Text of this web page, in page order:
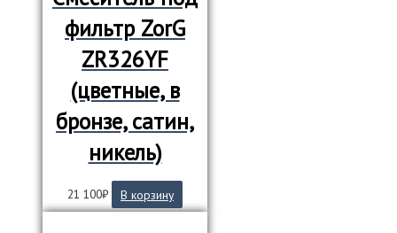
фильтр ZorG
ZR326YF
(цветные, в
бронзе, сатин,
никель)
21 100₽ В корзину